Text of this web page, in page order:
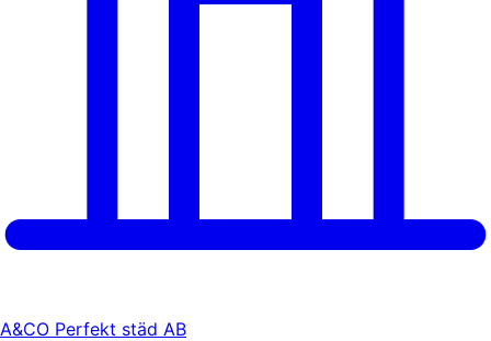
A&CO Perfekt städ AB